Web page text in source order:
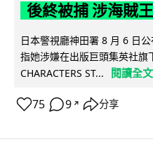
後終被捕 涉海賊
日本警視廳神田署 8 月 6 日
指她涉嫌在出版巨頭集英社旗
CHARACTERS ST...
閱讀全文
75 9 ↗ 分享